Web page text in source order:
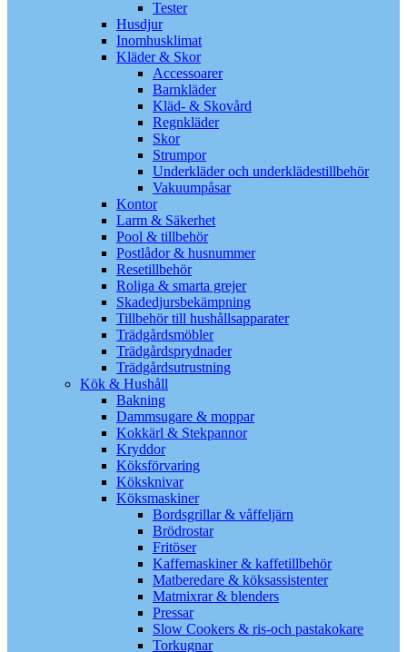
Tester
Husdjur
Inomhusklimat
Kläder & Skor
Accessoarer
Barnkläder
Kläd- & Skovård
Regnkläder
Skor
Strumpor
Underkläder och underklädestillbehör
Vakuumpåsar
Kontor
Larm & Säkerhet
Pool & tillbehör
Postlådor & husnummer
Resetillbehör
Roliga & smarta grejer
Skadedjursbekämpning
Tillbehör till hushållsapparater
Trädgårdsmöbler
Trädgårdsprydnader
Trädgårdsutrustning
Kök & Hushåll
Bakning
Dammsugare & moppar
Kokkärl & Stekpannor
Kryddor
Köksförvaring
Köksknivar
Köksmaskiner
Bordsgrillar & våffeljärn
Brödrostar
Fritöser
Kaffemaskiner & kaffetillbehör
Matberedare & köksassistenter
Matmixrar & blenders
Pressar
Slow Cookers & ris-och pastakokare
Torkugnar